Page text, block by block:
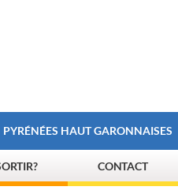
PYRÉNÉES HAUT GARONNAISES
CONTACT